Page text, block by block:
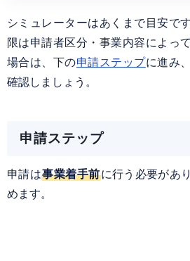
シミュレーターはあくまで目安で
限は申請者区分・事業内容によっ
場合は、下の申請ステップに進み
確認しましょう。
申請ステップ
申請は事業着手前に行う必要があ
めます。